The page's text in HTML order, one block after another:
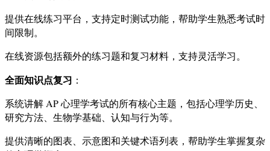
提供在线练习平台，支持定时测试功能，帮助学生熟悉考试时
间限制。
在线资源包括额外的练习题和复习材料，支持灵活学习。
全面知识点复习 ：
系统讲解 AP 心理学考试的所有核心主题，包括心理学历史、
研究方法、生物学基础、认知与行为等。
提供清晰的图表、示意图和关键术语列表，帮助学生掌握复杂